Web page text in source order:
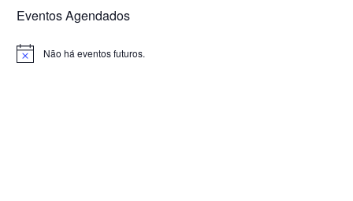
Eventos Agendados
Notice Não há eventos futuros.